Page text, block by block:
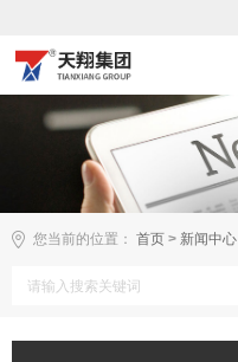
您当前的位置： 首页 > 新闻中心